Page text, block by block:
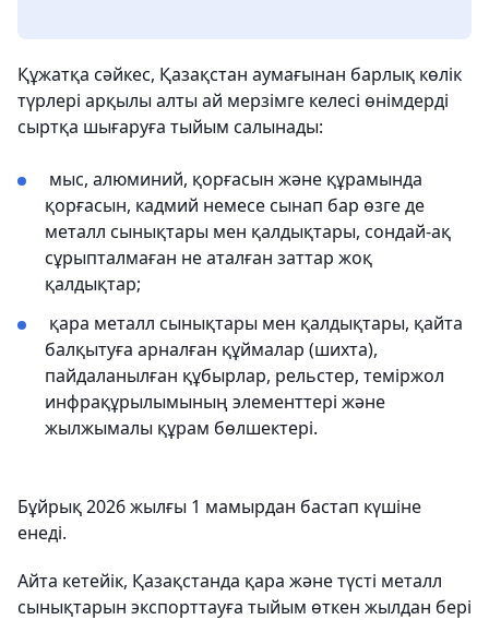
Құжатқа сәйкес, Қазақстан аумағынан барлық көлік
түрлері арқылы алты ай мерзімге келесі өнімдерді
сыртқа шығаруға тыйым салынады:
мыс, алюминий, қорғасын және құрамында
қорғасын, кадмий немесе сынап бар өзге де
металл сынықтары мен қалдықтары, сондай-ақ
сұрыпталмаған не аталған заттар жоқ
қалдықтар;
қара металл сынықтары мен қалдықтары, қайта
балқытуға арналған құймалар (шихта),
пайдаланылған құбырлар, рельстер, теміржол
инфрақұрылымының элементтері және
жылжымалы құрам бөлшектері.
Бұйрық 2026 жылғы 1 мамырдан бастап күшіне
енеді.
Айта кетейік, Қазақстанда қара және түсті металл
сынықтарын экспорттауға тыйым өткен жылдан бері